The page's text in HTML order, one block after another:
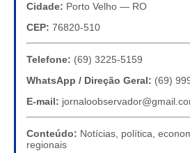
Cidade: Porto Velho — RO
CEP: 76820-510
Telefone: (69) 3225-5159
WhatsApp / Direção Geral: (69)
E-mail:
Conteúdo: Notícias, política,
regionais